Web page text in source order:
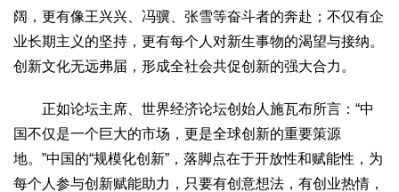
信息
地方强音
2017 2016 2015 2018 2019
关于我们
杂志简介 杂志编委会 组织机构 联系我们 智慧中国动态
阔，更有像王兴兴、冯骥、张雪等奋斗者的奔赴；不仅有企
业长期主义的坚持，更有每个人对新生事物的渴望与接纳。
创新文化无远弗届，形成全社会共促创新的强大合力。
正如论坛主席、世界经济论坛创始人施瓦布所言：“中
国不仅是一个巨大的市场，更是全球创新的重要策源
地。”中国的“规模化创新”，落脚点在于开放性和赋能性，为
每个人参与创新赋能助力，只要有创意想法，有创业热情，